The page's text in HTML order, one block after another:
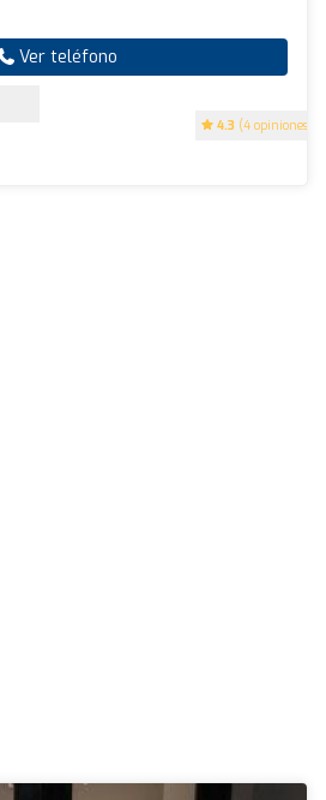
4.3 (4 opiniones)
Ver teléfono